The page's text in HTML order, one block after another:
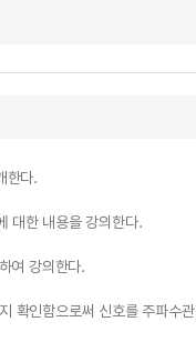
한다.
대한 내용을 강의한다.
여 강의한다.
확인함으로써 신호를 주파수